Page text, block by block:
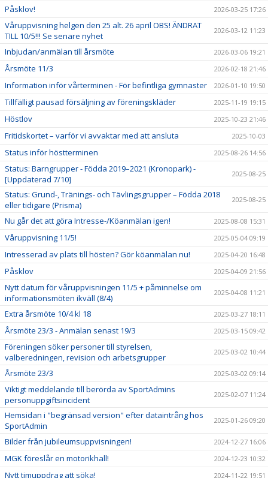
Påsklov! 2026-03-25 17:26
Våruppvisning helgen den 25 alt. 26 april OBS! ÄNDRAT
TILL 10/5!!! Se senare nyhet
2026-03-12 11:23
Inbjudan/anmälan till årsmöte 2026-03-06 19:21
Årsmöte 11/3 2026-02-18 21:46
Information inför vårterminen - För befintliga gymnaster 2026-01-10 19:50
Tillfälligt pausad försäljning av föreningskläder 2025-11-19 19:15
Höstlov 2025-10-23 21:46
Fritidskortet – varför vi avvaktar med att ansluta 2025-10-03
Status inför höstterminen 2025-08-26 14:56
Status: Barngrupper - Födda 2019–2021 (Kronopark) -
[Uppdaterad 7/10]
2025-08-25
Status: Grund-, Tränings- och Tävlingsgrupper – Födda 2018
eller tidigare (Prisma)
2025-08-25
Nu går det att göra Intresse-/Köanmälan igen! 2025-08-08 15:31
Våruppvisning 11/5! 2025-05-04 09:19
Intresserad av plats till hösten? Gör köanmälan nu! 2025-04-20 16:48
Påsklov 2025-04-09 21:56
Nytt datum för våruppvisningen 11/5 + påminnelse om
informationsmöten ikväll (8/4)
2025-04-08 11:21
Extra årsmöte 10/4 kl 18 2025-03-27 18:11
Årsmöte 23/3 - Anmälan senast 19/3 2025-03-15 09:42
Föreningen söker personer till styrelsen,
valberedningen, revision och arbetsgrupper
2025-03-02 10:44
Årsmöte 23/3 2025-03-02 09:14
Viktigt meddelande till berörda av SportAdmins
personuppgiftsincident
2025-02-07 11:24
Hemsidan i "begränsad version" efter dataintrång hos
SportAdmin
2025-01-26 09:20
Bilder från jubileumsuppvisningen! 2024-12-27 16:06
MGK föreslår en motorikhall! 2024-12-23 10:32
Nytt timuppdrag att söka! 2024-11-22 19:51